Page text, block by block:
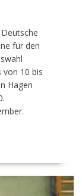
für den
von 10 bis
Hagen